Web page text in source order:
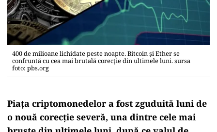
400 de milioane lichidate peste noapte. Bitcoin și Ether se
confruntă cu cea mai brutală corecție din ultimele luni. sursa
foto: pbs.org
Piața criptomonedelor a fost zguduită luni de
o nouă corecție severă, una dintre cele mai